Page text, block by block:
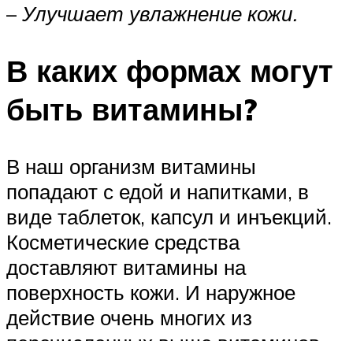
– Улучшает увлажнение кожи.
В каких формах могут
быть витамины?
В наш организм витамины
попадают с едой и напитками, в
виде таблеток, капсул и инъекций.
Косметические средства
доставляют витамины на
поверхность кожи. И наружное
действие очень многих из